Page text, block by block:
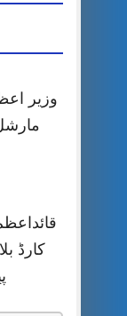
وزیر
کارڈ